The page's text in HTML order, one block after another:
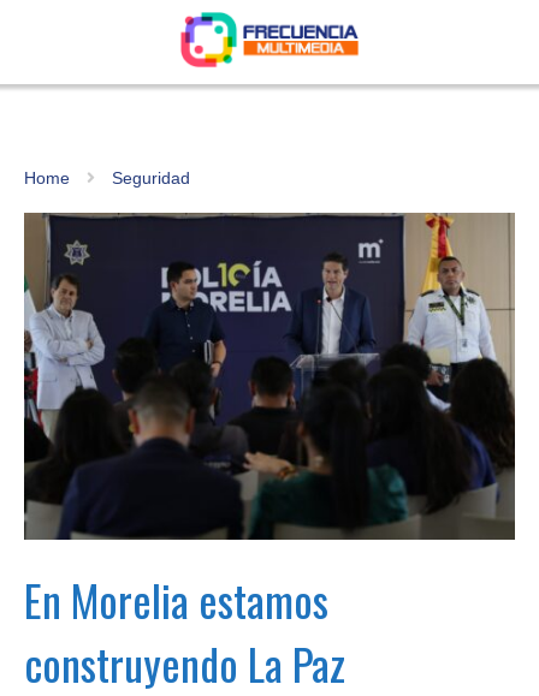
Home Seguridad
En Morelia estamos
construyendo La Paz